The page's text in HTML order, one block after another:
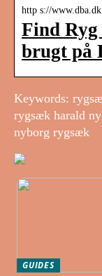
http s://
Find
brugt på
Keywords:
rygsæk harald
nyborg rygsæk
GUIDES